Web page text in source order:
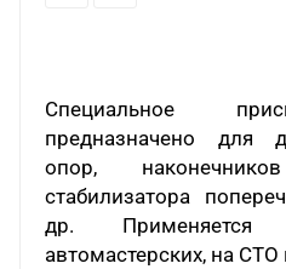
Специальное
предназначено для
опор,
стабилизатора
др. Применяется
автомастерских, на СТО